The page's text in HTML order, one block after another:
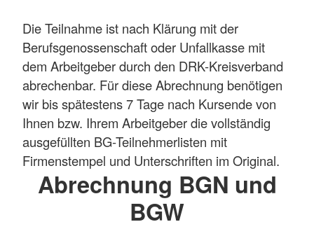
Die Teilnahme ist nach Klärung mit der
Berufsgenossenschaft oder Unfallkasse mit
dem Arbeitgeber durch den DRK-Kreisverband
abrechenbar. Für diese Abrechnung benötigen
wir bis spätestens 7 Tage nach Kursende von
Ihnen bzw. Ihrem Arbeitgeber die vollständig
ausgefüllten BG-Teilnehmerlisten mit
Firmenstempel und Unterschriften im Original.
Abrechnung BGN und
BGW